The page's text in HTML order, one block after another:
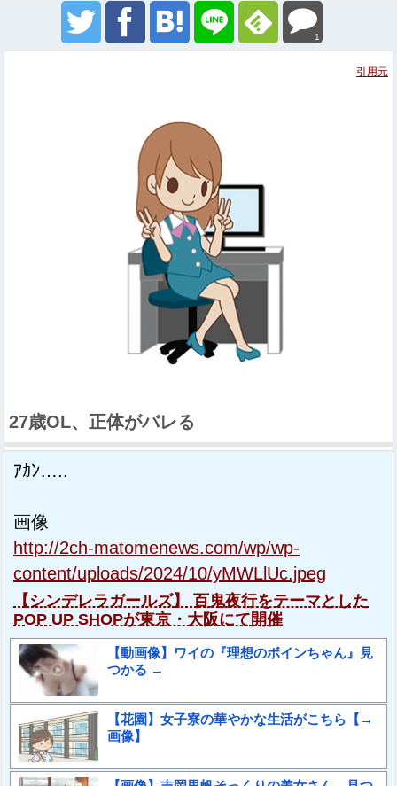
1
引用元
27歳OL、正体がバレる
ｱｶﾝ…..
画像
http://2ch-matomenews.com/wp/wp-
content/uploads/2024/10/yMWLlUc.jpeg
【シンデレラガールズ】 百鬼夜行をテーマとした
POP UP SHOPが東京・大阪にて開催
【動画像】ワイの『理想のボインちゃん』見
つかる →
【花園】女子寮の華やかな生活がこちら【→
画像】